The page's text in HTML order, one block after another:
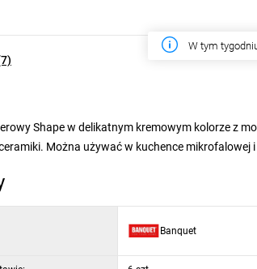
W tym
Shape w delikatnym kremowym kolorze z
Można używać w kuchence
Banquet